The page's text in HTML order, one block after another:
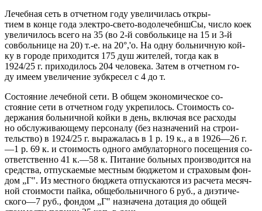
Лечебная сеть в отчетном году увеличилась откры-
тием в конце года электро-свето-водолечебншСы, число коек
увеличилось всего на 35 (во 2-й совболькице на 15 и 3-й
совбольнице на 20) т.-е. на 20°,'о. На одну больничную кой-
ку в городе приходится 175 душ жителей, тогда как в
1924/25 г. приходилось 204 человека. Затем в отчетном го-
ду имеем увеличение зубкресел с 4 до т.
Состояние лечебной сети. В общем экономическое со-
стояние сети в отчетном году укрепилось. Стоимость со-
держания больничной койки в день, включая все расходы
но обслуживающему персоналу (без назначений на строи-
тельство) в 1924/25 г. выражалась в 1 р. 19 к., а в 1926—26 г.
—1 р. 69 к. и стоимость одного амбулаторного посещения со-
ответственно 41 к.—58 к. Питание больных производится на
средства, отпускаемые местным бюджетом и страховым фон-
дом „Г". Из местного бюджета отпускаются из расчета месяч-
ной стоимости пайка, общебольничного 6 руб., а диэтиче-
ского—7 руб., фондом „Г" назначена дотация до общей